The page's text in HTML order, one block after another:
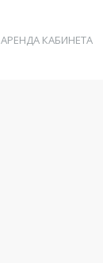
АРЕНДА КАБИНЕТА